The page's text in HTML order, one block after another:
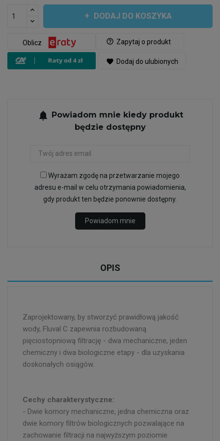
DODAJ DO KOSZYKA
help_outline Zapytaj o produkt
Oblicz
favorite Dodaj do ulubionych
notifications Powiadom mnie kiedy produkt
będzie dostępny
Wyrażam zgodę na przetwarzanie mojego
adresu e-mail w celu otrzymania powiadomienia,
gdy produkt ten będzie ponownie dostępny.
Powiadom mnie
OPIS
​​​​​​​Zaprojektowany, by stworzyć prawidłową jakość
wody, Fluval C zapewnia rozbudowaną
pięciostopniową filtrację - dwa mechaniczne, jeden
chemiczny i dwa biologiczne etapy - dla uzyskania
doskonałych osiągów.
​​​​​​​Cechy charakterystyczne:
- Dwie komory mechaniczne, jedna chemiczna oraz
dwie komory filtrów biologicznych pozwalające na
zachowanie filtracji na najwyższym poziomie